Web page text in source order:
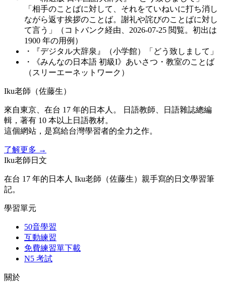
「相手のことばに対して、それをていねいに打ち消し
ながら返す挨拶のことば。謝礼や詫びのことばに対し
て言う」（コトバンク経由、2026-07-25 閲覧。初出は
1900 年の用例）
・
『デジタル大辞泉』（小学館）「どう致しまして」
・
《みんなの日本語 初級I》あいさつ・教室のことば
（スリーエーネットワーク）
Iku老師（佐藤生）
來自東京、在台 17 年的日本人。 日語教師、日語雜誌總編
輯，著有 10 本以上日語教材。
這個網站，是寫給台灣學習者的全力之作。
了解更多 →
Iku老師日文
在台 17 年的日本人 Iku老師（佐藤生）親手寫的日文學習筆
記。
學習單元
50音學習
互動練習
免費練習單下載
N5 考試
關於